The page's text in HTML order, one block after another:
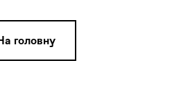
головну